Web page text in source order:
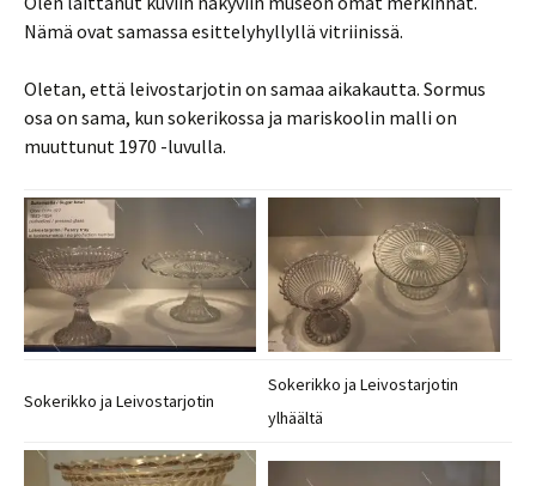
Nämä ovat samassa esittelyhyllyllä vitriinissä.
Oletan, että leivostarjotin on samaa aikakautta. Sormus
osa on sama, kun sokerikossa ja mariskoolin malli on
muuttunut 1970 -luvulla.
Sokerikko ja Leivostarjotin
Sokerikko ja Leivostarjotin
ylhäältä